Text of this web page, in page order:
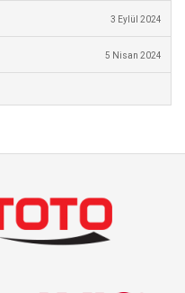
3 Eylül 2024
5 Nisan 2024